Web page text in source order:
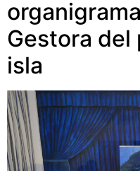
Gestora del
isla